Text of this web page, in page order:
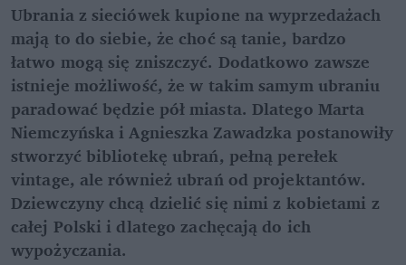
Ubrania z sieciówek kupione na wyprzedażach
mają to do siebie, że choć są tanie, bardzo
łatwo mogą się zniszczyć. Dodatkowo zawsze
istnieje możliwość, że w takim samym ubraniu
paradować będzie pół miasta. Dlatego Marta
Niemczyńska i Agnieszka Zawadzka postanowiły
stworzyć bibliotekę ubrań, pełną perełek
vintage, ale również ubrań od projektantów.
Dziewczyny chcą dzielić się nimi z kobietami z
całej Polski i dlatego zachęcają do ich
wypożyczania.